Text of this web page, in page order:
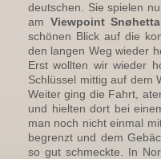
deutschen. Sie spielen
am Viewpoint Snøhetta
schönen Blick auf die
den langen Weg wieder
Erst wollten wir wieder
Schlüssel mittig auf dem
Weiter ging die Fahrt,
und hielten dort bei
man noch nicht einmal
begrenzt und dem
so gut schmeckte. In